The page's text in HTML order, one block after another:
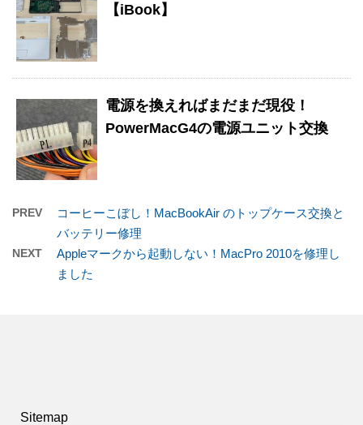
【iBook】
電源を換えればまだまだ現役！
PowerMacG4の電源ユニット交換
PREV
コーヒーこぼし！MacBookAir のトップケース交換と
バッテリー修理
NEXT
Appleマークから起動しない！MacPro 2010を修理し
ました
Sitemap